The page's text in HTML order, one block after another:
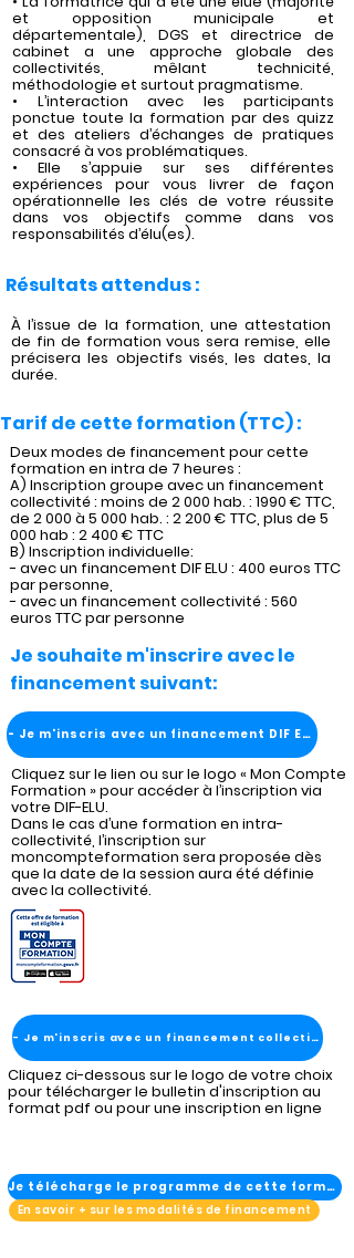
et opposition municipale et
départementale), DGS et directrice de
cabinet a une approche globale des
collectivités, mêlant technicité,
méthodologie et surtout pragmatisme.
• L’interaction avec les participants
ponctue toute la formation par des quizz
et des ateliers d’échanges de pratiques
consacré à vos problématiques.
• Elle s’appuie sur ses différentes
expériences pour vous livrer de façon
opérationnelle les clés de votre réussite
dans vos objectifs comme dans vos
responsabilités d’élu(es).
Résultats attendus :
À l’issue de la formation, une attestation
de fin de formation vous sera remise, elle
précisera les objectifs visés, les dates, la
durée.
Tarif de cette formation (TTC) :
Deux modes de financement pour cette
formation en intra de 7 heures :
A) Inscription groupe avec un financement
collectivité : moins de 2 000 hab. : 1990 € TTC,
de 2 000 à 5 000 hab. : 2 200 € TTC, plus de 5
000 hab : 2 400 € TTC
B) Inscription individuelle:
- avec un financement DIF ELU : 400 euros TTC
par personne,
- avec un financement collectivité : 560
euros TTC par personne
Je souhaite m'inscrire avec le
financement suivant:
- Je m'inscris avec un financement DIF ELU
Cliquez sur le lien ou sur le logo « Mon Compte
Formation » pour accéder à l’inscription via
votre DIF-ELU.
Dans le cas d’une formation en intra-
collectivité, l’inscription sur
moncompteformation sera proposée dès
que la date de la session aura été définie
avec la collectivité.
- Je m'inscris avec un financement collectivité
Cliquez ci-dessous sur le logo de votre choix
pour télécharger le bulletin d'inscription au
format pdf ou pour une inscription en ligne
Je télécharge le programme de cette formation
En savoir + sur les modalités de financement